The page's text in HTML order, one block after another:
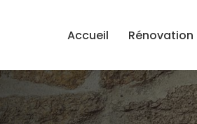
Accueil